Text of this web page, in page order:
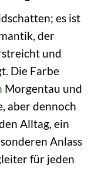
es ist
der
und
Die Farbe
Morgentau und
aber dennoch
Alltag, ein
Anlass
für jeden